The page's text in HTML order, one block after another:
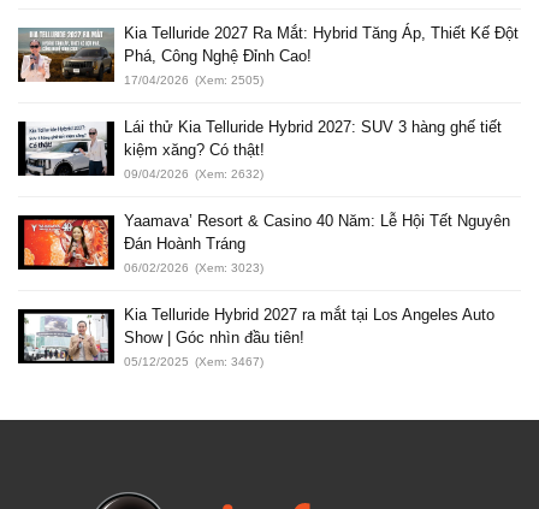
Kia Telluride 2027 Ra Mắt: Hybrid Tăng Áp, Thiết Kế Đột
Phá, Công Nghệ Đỉnh Cao!
17/04/2026 (Xem: 2505)
Lái thử Kia Telluride Hybrid 2027: SUV 3 hàng ghế tiết
kiệm xăng? Có thật!
09/04/2026 (Xem: 2632)
Yaamava’ Resort & Casino 40 Năm: Lễ Hội Tết Nguyên
Đán Hoành Tráng
06/02/2026 (Xem: 3023)
Kia Telluride Hybrid 2027 ra mắt tại Los Angeles Auto
Show | Góc nhìn đầu tiên!
05/12/2025 (Xem: 3467)